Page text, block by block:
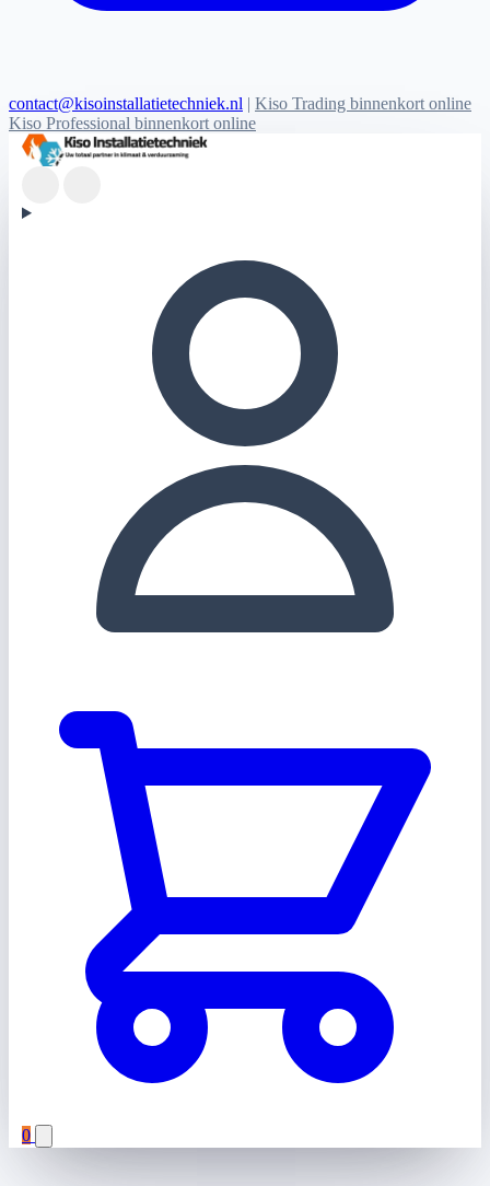
contact@kisoinstallatietechniek.nl | Kiso Trading binnenkort online
Kiso Professional binnenkort online
0